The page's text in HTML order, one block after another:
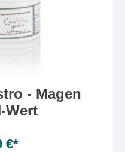
- Magen
Wert
€*